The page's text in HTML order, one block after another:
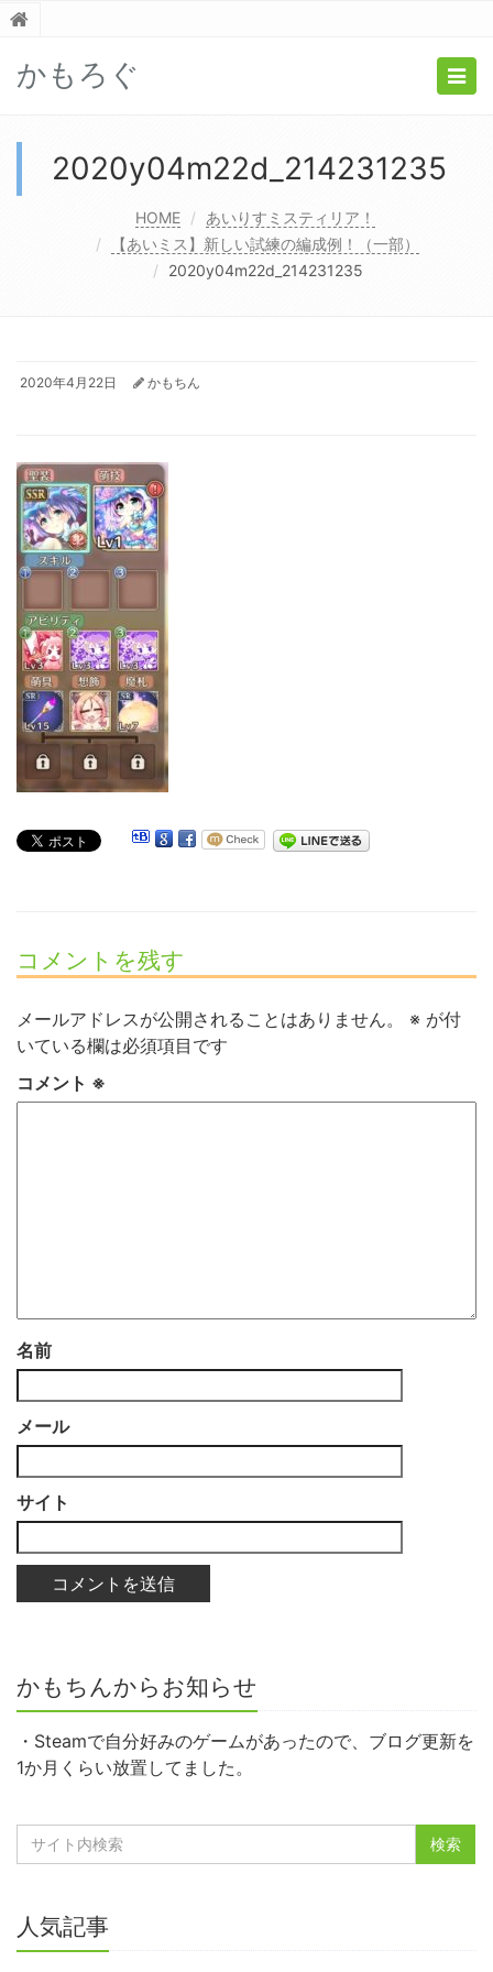
かもろぐ
2020y04m22d_214231235
HOME
あいりすミスティリア！
【あいミス】新しい試練の編成例！（一部）
2020y04m22d_214231235
2020年4月22日 かもちん
コメントを残す
メールアドレスが公開されることはありません。 ※ が付
いている欄は必須項目です
コメント ※
名前
メール
サイト
かもちんからお知らせ
・Steamで自分好みのゲームがあったので、ブログ更新を
1か月くらい放置してました。
人気記事